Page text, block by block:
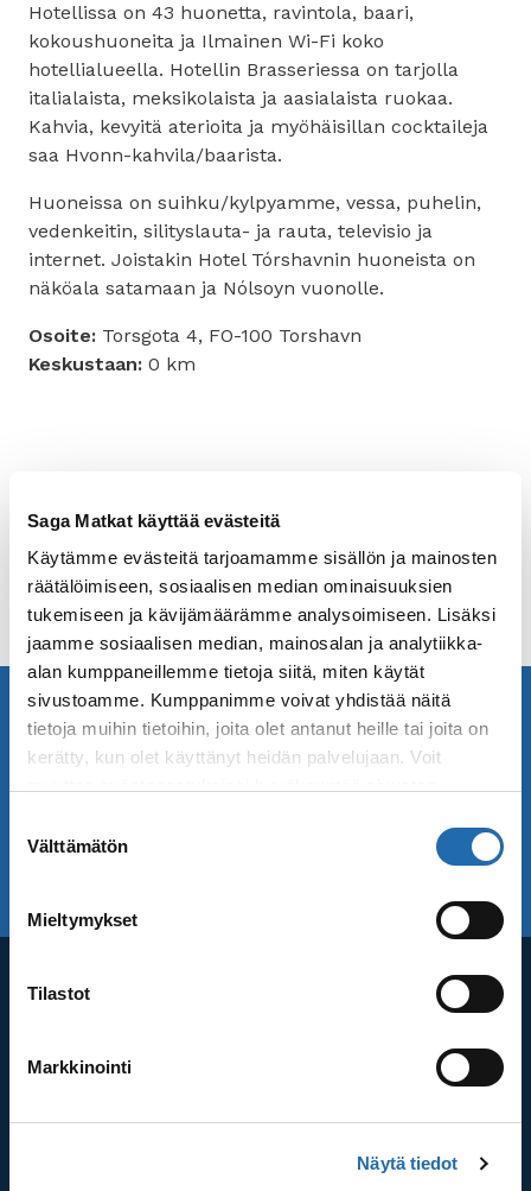
Saga Matkat käyttää evästeitä
Käytämme evästeitä tarjoamamme sisällön ja mainosten
räätälöimiseen, sosiaalisen median ominaisuuksien
tukemiseen ja kävijämäärämme analysoimiseen. Lisäksi
jaamme sosiaalisen median, mainosalan ja analytiikka-
alan kumppaneillemme tietoja siitä, miten käytät
sivustoamme. Kumppanimme voivat yhdistää näitä
tietoja muihin tietoihin, joita olet antanut heille tai joita on
kerätty, kun olet käyttänyt heidän palvelujaan. Voit
valinta
Välttämätön
Mieltymykset
Tilastot
Markkinointi
Näytä tiedot
Hotellissa on 43 huonetta, ravintola, baari,
kokoushuoneita ja Ilmainen Wi-Fi koko
hotellialueella. Hotellin Brasseriessa on tarjolla
italialaista, meksikolaista ja aasialaista ruokaa.
Kahvia, kevyitä aterioita ja myöhäisillan cocktaileja
saa Hvonn-kahvila/baarista.
Huoneissa on suihku/kylpyamme, vessa, puhelin,
vedenkeitin, silityslauta- ja rauta, televisio ja
internet. Joistakin Hotel Tórshavnin huoneista on
näköala satamaan ja Nólsoyn vuonolle.
Osoite: Torsgota 4, FO-100 Torshavn
Keskustaan: 0 km
Minne matkustat seuraavaksi? Löydä meiltä
inspiraatiota!
Tilaa Saga Matkojen uutiskirje! Vastaanota
uusimmat matkatarjouksemme ja matkavinkit.
Asiakaspalvelu
Asiakaspalvelu avoinna maanantaista perjantaihin